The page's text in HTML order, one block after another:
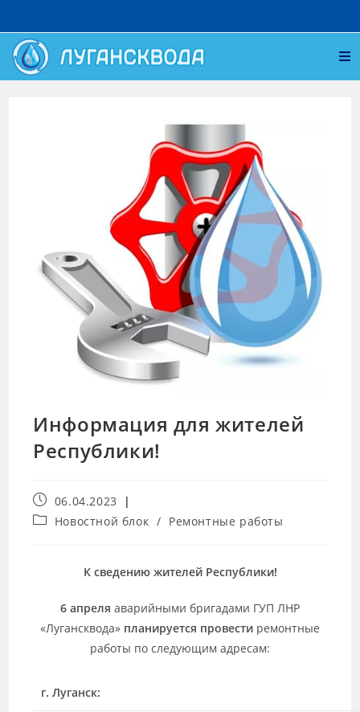
Информация для жителей
Республики!
06.04.2023
Новостной блок / Ремонтные работы
К сведению жителей Республики!
6 апреля аварийными бригадами ГУП ЛНР
«Лугансквода» планируется провести ремонтные
работы по следующим адресам:
г. Луганск: